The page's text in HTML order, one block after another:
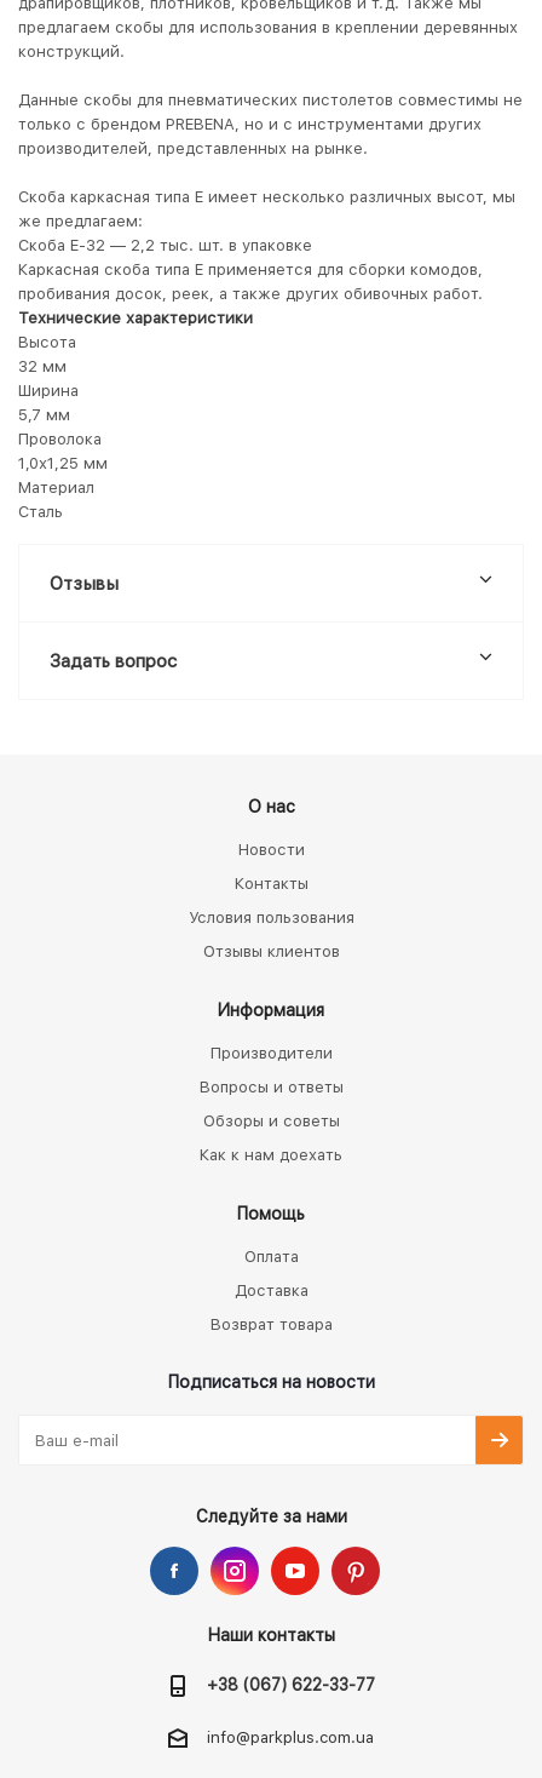
предлагаем скобы для использования в креплении деревянных
конструкций.
Данные скобы для пневматических пистолетов совместимы не
только с брендом PREBENA, но и с инструментами других
производителей, представленных на рынке.
Скоба каркасная типа E имеет несколько различных высот, мы
же предлагаем:
Скоба E-32 — 2,2 тыс. шт. в упаковке
Каркасная скоба типа E применяется для сборки комодов,
пробивания досок, реек, а также других обивочных работ.
Технические характеристики
Высота
32 мм
Ширина
5,7 мм
Проволока
1,0х1,25 мм
Материал
Сталь
Отзывы
Задать вопрос
О нас
Новости
Контакты
Условия пользования
Отзывы клиентов
Информация
Производители
Вопросы и ответы
Обзоры и советы
Как к нам доехать
Помощь
Оплата
Доставка
Возврат товара
Подписаться на новости
Следуйте за нами
Наши контакты
+38 (067) 622-33-77
info@parkplus.com.ua